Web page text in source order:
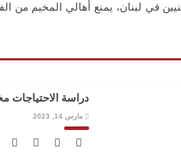
في لبنان، يمنع أهالي المخيم
دراسة الاحتياجات
مارس 14, 2023